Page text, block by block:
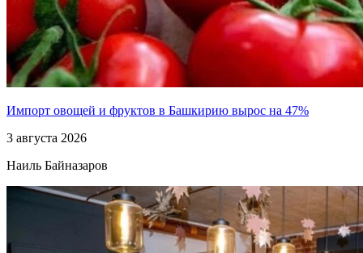
Импорт овощей и фруктов в Башкирию вырос на 47%
3 августа 2026
Наиль Байназаров